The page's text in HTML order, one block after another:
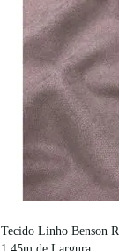
Tecido Linho Benson